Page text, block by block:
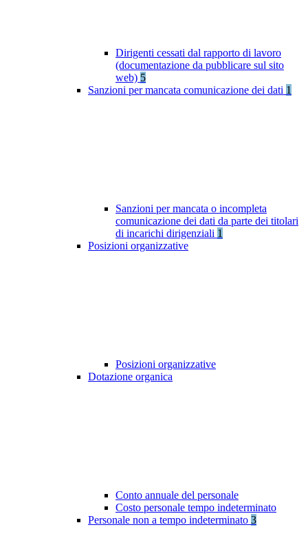
Dirigenti cessati dal rapporto di lavoro
(documentazione da pubblicare sul sito
web) 5
Sanzioni per mancata comunicazione dei dati 1
Sanzioni per mancata o incompleta
comunicazione dei dati da parte dei titolari
di incarichi dirigenziali 1
Posizioni organizzative
Posizioni organizzative
Dotazione organica
Conto annuale del personale
Costo personale tempo indeterminato
Personale non a tempo indeterminato 3